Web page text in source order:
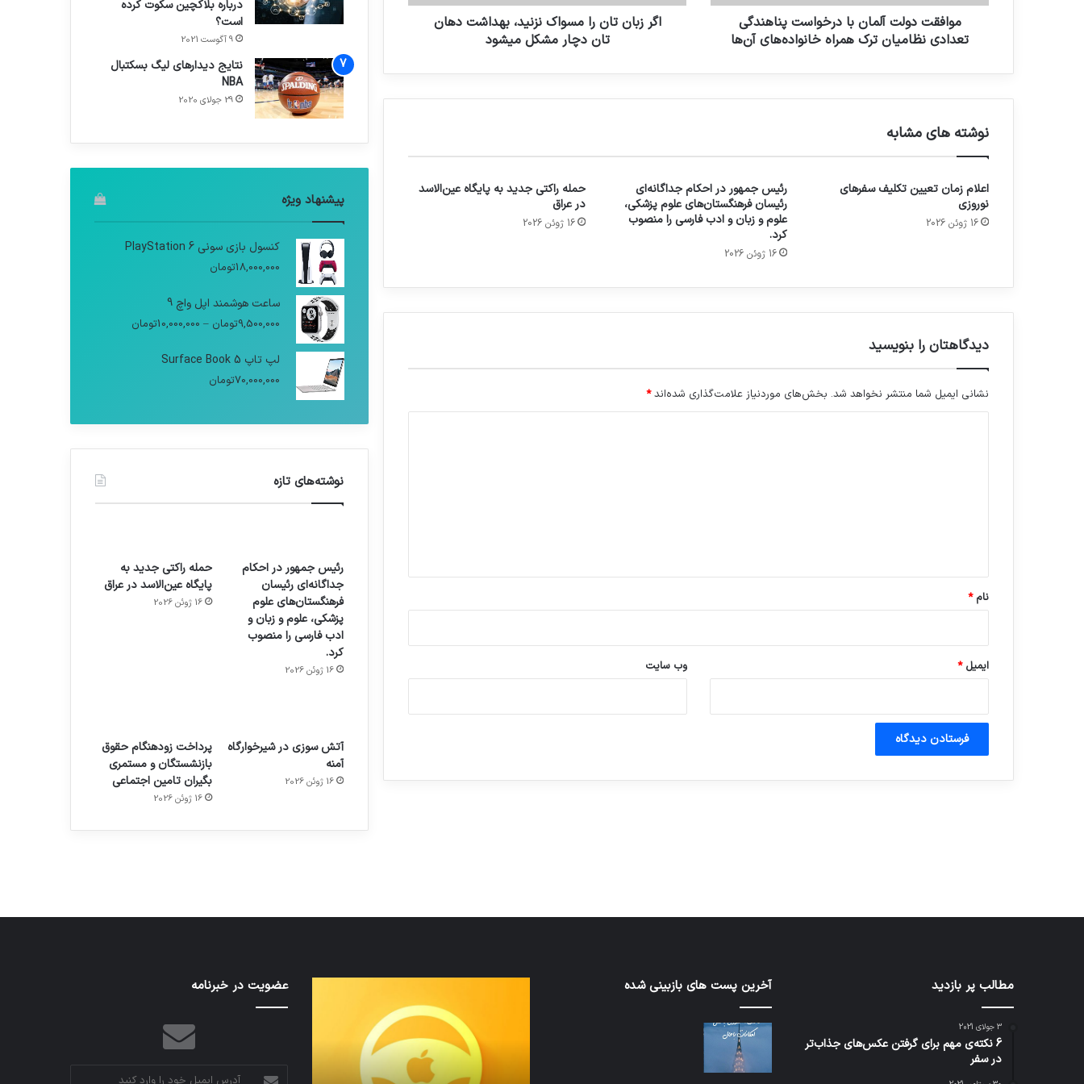
موافقت دولت آلمان با درخواست پناهندگی
تعدادی نظامیان ترک همراه خانواده‌های آن‌ها
اگر زبان تان را مسواک نزنید، بهداشت دهان
تان دچار مشکل میشود
نوشته های مشابه
اعلام زمان تعیین تکلیف سفرهای
نوروزی
16 ژوئن 2026
رئیس جمهور در احکام جداگانه‌ای
رئیسان فرهنگستان‌های علوم پزشکی،
علوم و زبان و ادب فارسی را منصوب
کرد.
16 ژوئن 2026
حمله راکتی جدید به پایگاه عین‌الاسد
در عراق
16 ژوئن 2026
دیدگاهتان را بنویسید
نشانی ایمیل شما منتشر نخواهد شد. بخش‌های موردنیاز علامت‌گذاری شده‌اند*
نام*
ایمیل* وب‌ سایت
درباره بلاکچین سکوت کرده
است؟
9 آگوست 2021
نتایج دیدار‌های لیگ بسکتبال
NBA
29 جولای 2020
پیشنهاد ویژه
کنسول بازی سونی PlayStation 6
18,000,000تومان
ساعت هوشمند اپل واچ 9
9,500,000تومان –
10,000,000تومان
لپ تاپ Surface Book 5
70,000,000تومان
نوشته‌های تازه
رئیس جمهور در احکام
جداگانه‌ای رئیسان
فرهنگستان‌های علوم
پزشکی، علوم و زبان و
ادب فارسی را منصوب
کرد.
16 ژوئن 2026
حمله راکتی جدید به
پایگاه عین‌الاسد در عراق
16 ژوئن 2026
آتش سوزی در شیرخوارگاه
آمنه
16 ژوئن 2026
پرداخت زودهنگام حقوق
بازنشستگان و مستمری
بگیران تامین اجتماعی
16 ژوئن 2026
هدفون های 2023
مطالب پر بازدید
3 جولای 2021
6 نکته‌ی مهم برای گرفتن عکس‌های جذاب‌تر
در سفر
آخرین پست های بازبینی شده
شبکه
می‌تواند
سقوط
کدام
پیام‌رسان
اطلاعات
کاربران
را
عضویت در خبرنامه
آدرس